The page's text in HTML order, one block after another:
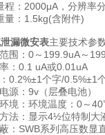
：2000μA，分辨率分
：1.5kg(含附件)
漏微安表主要技术参
围：0～199.9uA～
：0.1 uA或0.01uA
0.2%±1个字/0.5%±1
源：9v（层叠电池）
境：环境温度：0～
法：显示4½位特制大
：SWB系列高压数显